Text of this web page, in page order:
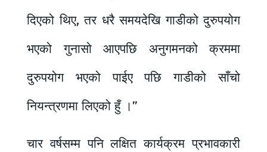
दिएको थिए, तर धरै समयदेखि गाडीको दुरुपयोग
भएको गुनासो आएपछि अनुगमनको क्रममा
दुरुपयोग भएको पाईए पछि गाडीको साँचो
नियन्त्रणमा लिएको हुँ ।”
चार वर्षसम्म पनि लक्षित कार्यक्रम प्रभावकारी